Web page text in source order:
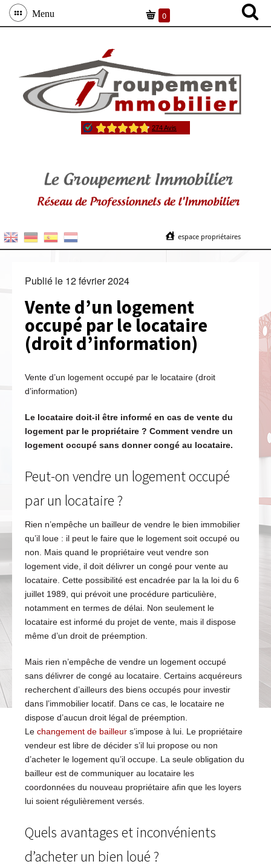
Menu 0
espace propriétaires
Publié le 12 février 2024
Vente d’un logement
occupé par le locataire
(droit d’information)
Vente d’un logement occupé par le locataire (droit
d’information)
Le locataire doit-il être informé en cas de vente du
logement par le propriétaire ? Comment vendre un
logement occupé sans donner congé au locataire.
Peut-on vendre un logement occupé
par un locataire ?
Rien n’empêche un bailleur de vendre le bien immobilier
qu’il loue : il peut le faire que le logement soit occupé ou
non. Mais quand le propriétaire veut vendre son
logement vide, il doit délivrer un congé pour vente au
locataire. Cette possibilité est encadrée par la la loi du 6
juillet 1989, qui prévoit une procédure particulière,
notamment en termes de délai. Non seulement le
locataire est informé du projet de vente, mais il dispose
même d’un droit de préemption.
Mais rien n’empêche de vendre un logement occupé
sans délivrer de congé au locataire. Certains acquéreurs
recherchent d’ailleurs des biens occupés pour investir
dans l’immobilier locatif. Dans ce cas, le locataire ne
dispose d’aucun droit légal de préemption.
Le changement de bailleurs’impose à lui. Le propriétaire
vendeur est libre de décider s’il lui propose ou non
d’acheter le logement qu’il occupe. La seule obligation du
bailleur est de communiquer au locataire les
coordonnées du nouveau propriétaire afin que les loyers
lui soient régulièrement versés.
Quels avantages et inconvénients
d’acheter un bien loué ?